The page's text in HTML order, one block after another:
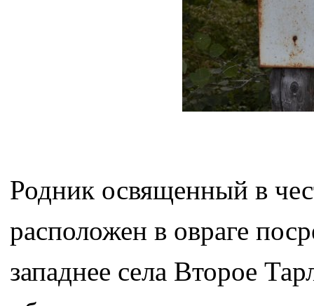
Родник освященный в
расположен в овраге
западнее села Второе